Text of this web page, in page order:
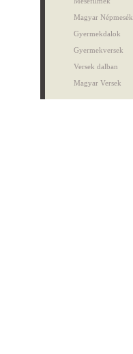
Magyar Népmesék
Gyermekdalok
Gyermekversek
Versek dalban
Magyar Versek